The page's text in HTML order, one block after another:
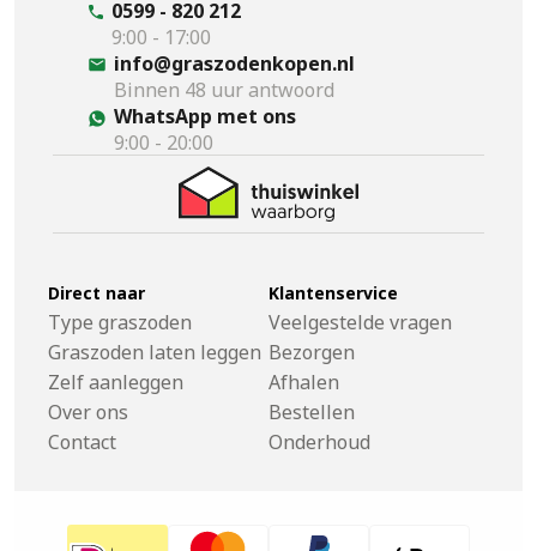
0599 - 820 212
9:00 - 17:00
info@graszodenkopen.nl
Binnen 48 uur antwoord
WhatsApp met ons
9:00 - 20:00
Direct naar
Type graszoden
Graszoden laten leggen
Zelf aanleggen
Over ons
Contact
Klantenservice
Veelgestelde vragen
Bezorgen
Afhalen
Bestellen
Onderhoud